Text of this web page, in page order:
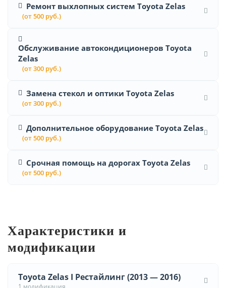
Ремонт выхлопных систем Toyota Zelas
(от 500 руб.)
Обслуживание автокондиционеров Toyota
Zelas
(от 300 руб.)
Замена стекол и оптики Toyota Zelas
(от 300 руб.)
Дополнительное оборудование Toyota Zelas
(от 500 руб.)
Срочная помощь на дорогах Toyota Zelas
(от 500 руб.)
Характеристики и
модификации
Toyota Zelas I Рестайлинг (2013 — 2016)
1 модификация